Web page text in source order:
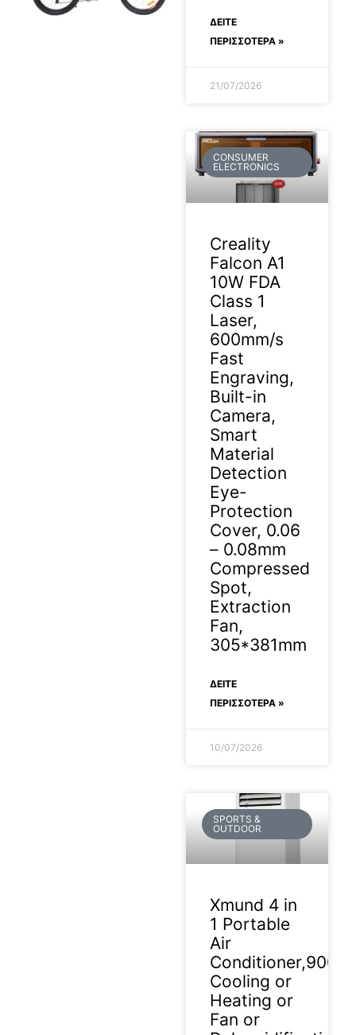
ΔΕΊΤΕ
ΠΕΡΙΣΣΟΤΕΡΑ »
21/07/2026
CONSUMER
ELECTRONICS
Creality
Falcon A1
10W FDA
Class 1
Laser,
600mm/s
Fast
Engraving,
Built-in
Camera,
Smart
Material
Detection
Eye-
Protection
Cover, 0.06
– 0.08mm
Compressed
Spot,
Extraction
Fan,
305*381mm
ΔΕΊΤΕ
ΠΕΡΙΣΣΟΤΕΡΑ »
10/07/2026
SPORTS &
OUTDOOR
Xmund 4 in
1 Portable
Air
Cooling or
Heating or
Fan or